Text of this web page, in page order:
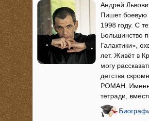
Андрей
Пишет боевую
1998 году. С
Большинство
Галактики»,
лет. Живёт в
могу
детства
РОМАН.
тетради,